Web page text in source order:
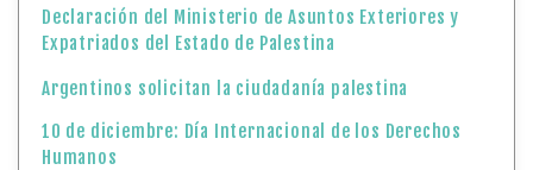
Declaración del Ministerio de Asuntos Exteriores y
Expatriados del Estado de Palestina
Argentinos solicitan la ciudadanía palestina
10 de diciembre: Día Internacional de los Derechos
Humanos